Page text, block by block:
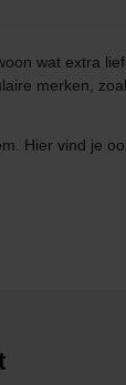
wat extra
merken,
Hier vind je